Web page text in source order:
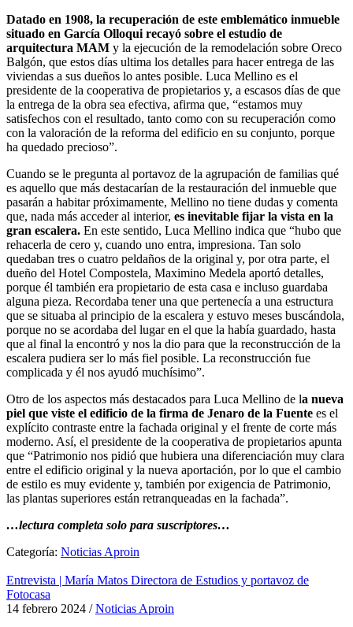
Datado en 1908, la recuperación de este emblemático inmueble
situado en García Olloqui recayó sobre el estudio de
arquitectura MAM y la ejecución de la remodelación sobre Oreco
Balgón, que estos días ultima los detalles para hacer entrega de las
viviendas a sus dueños lo antes posible. Luca Mellino es el
presidente de la cooperativa de propietarios y, a escasos días de que
la entrega de la obra sea efectiva, afirma que, “estamos muy
satisfechos con el resultado, tanto como con su recuperación como
con la valoración de la reforma del edificio en su conjunto, porque
ha quedado precioso”.
Cuando se le pregunta al portavoz de la agrupación de familias qué
es aquello que más destacarían de la restauración del inmueble que
pasarán a habitar próximamente, Mellino no tiene dudas y comenta
que, nada más acceder al interior, es inevitable fijar la vista en la
gran escalera. En este sentido, Luca Mellino indica que “hubo que
rehacerla de cero y, cuando uno entra, impresiona. Tan solo
quedaban tres o cuatro peldaños de la original y, por otra parte, el
dueño del Hotel Compostela, Maximino Medela aportó detalles,
porque él también era propietario de esta casa e incluso guardaba
alguna pieza. Recordaba tener una que pertenecía a una estructura
que se situaba al principio de la escalera y estuvo meses buscándola,
porque no se acordaba del lugar en el que la había guardado, hasta
que al final la encontró y nos la dio para que la reconstrucción de la
escalera pudiera ser lo más fiel posible. La reconstrucción fue
complicada y él nos ayudó muchísimo”.
Otro de los aspectos más destacados para Luca Mellino de la nueva
piel que viste el edificio de la firma de Jenaro de la Fuente es el
explícito contraste entre la fachada original y el frente de corte más
moderno. Así, el presidente de la cooperativa de propietarios apunta
que “Patrimonio nos pidió que hubiera una diferenciación muy clara
entre el edificio original y la nueva aportación, por lo que el cambio
de estilo es muy evidente y, también por exigencia de Patrimonio,
las plantas superiores están retranqueadas en la fachada”.
…lectura completa solo para suscriptores…
Categoría: Noticias Aproin
Entrevista | María Matos Directora de Estudios y portavoz de
Fotocasa
14 febrero 2024 /Noticias Aproin